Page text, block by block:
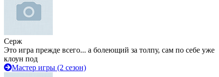
Серж
Это игра прежде всего... а болеющий за толпу, сам по себе уже
клоун под
Мастер игры (2 сезон)